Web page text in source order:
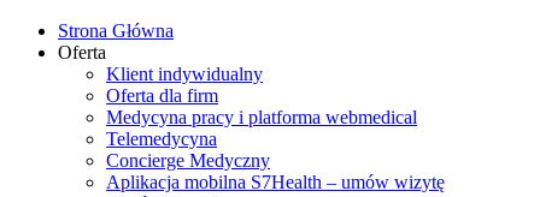
Strona Główna
Oferta
Klient indywidualny
Oferta dla firm
Medycyna pracy i platforma webmedical
Telemedycyna
Concierge Medyczny
Aplikacja mobilna S7Health – umów wizytę